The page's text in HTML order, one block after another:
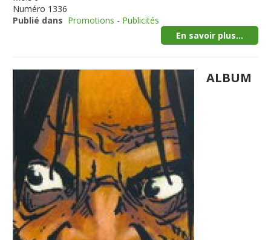
Numéro 1336
Publié dans Promotions - Publicités
En savoir plus...
ALBUM